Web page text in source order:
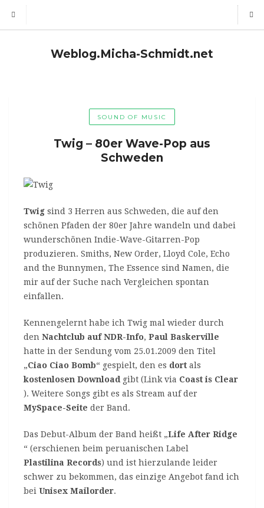
Weblog.Micha-Schmidt.net
SOUND OF MUSIC
Twig – 80er Wave-Pop aus
Schweden
Twig sind 3 Herren aus Schweden, die auf den
schönen Pfaden der 80er Jahre wandeln und dabei
wunderschönen Indie-Wave-Gitarren-Pop
produzieren. Smiths, New Order, Lloyd Cole, Echo
and the Bunnymen, The Essence sind Namen, die
mir auf der Suche nach Vergleichen spontan
einfallen.
Kennengelernt habe ich Twig mal wieder durch
den Nachtclub auf NDR-Info, Paul Baskerville
hatte in der Sendung vom 25.01.2009 den Titel
„Ciao Ciao Bomb“ gespielt, den es dort als
kostenlosen Downloadgibt (Link via Coast is Clear
). Weitere Songs gibt es als Stream auf der
MySpace-Seite der Band.
Das Debut-Album der Band heißt „Life After Ridge
“ (erschienen beim peruanischen Label
Plastilina Records) und ist hierzulande leider
schwer zu bekommen, das einzige Angebot fand ich
bei Unisex Mailorder.